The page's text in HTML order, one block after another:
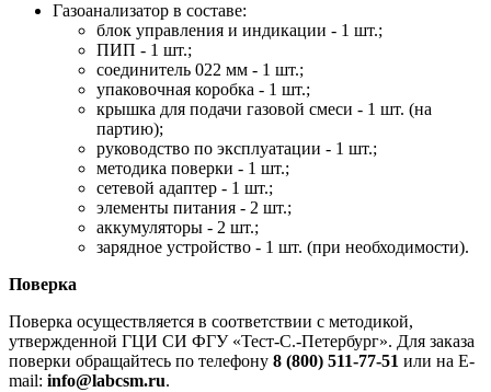
Газоанализатор в составе:
блок управления и индикации - 1 шт.;
ПИП - 1 шт.;
соединитель 022 мм - 1 шт.;
упаковочная коробка - 1 шт.;
крышка для подачи газовой смеси - 1 шт. (на
партию);
руководство по эксплуатации - 1 шт.;
методика поверки - 1 шт.;
сетевой адаптер - 1 шт.;
элементы питания - 2 шт.;
аккумуляторы - 2 шт.;
зарядное устройство - 1 шт. (при необходимости).
Поверка
Поверка осуществляется в соответствии с методикой,
утвержденной ГЦИ СИ ФГУ «Тест-С.-Петербург». Для заказа
поверки обращайтесь по телефону 8 (800) 511-77-51 или на E-
mail: info@labcsm.ru.